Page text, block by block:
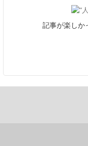
記事が楽しか